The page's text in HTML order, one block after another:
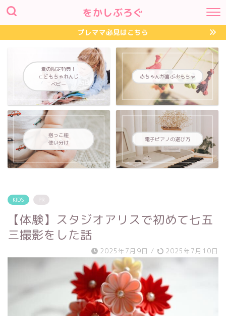
をかしぶろぐ
プレママ必見はこちら
夏の限定特典！
こどもちゃれんじ
ベビー
赤ちゃんが喜ぶおもちゃ
抱っこ紐
使い分け
電子ピアノの選び方
KIDS PR
【体験】スタジオアリスで初めて七五
三撮影をした話
2025年7月9日 / 2025年7月10日